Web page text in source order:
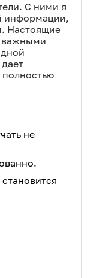
С ними я
информации,
Настоящие
важными
полностью
не